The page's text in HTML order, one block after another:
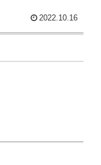
2022.10.16